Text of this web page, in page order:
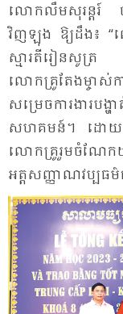
លោក​លឹម​សុរន្តរ៍ ច
វិញ​ឡុង​ ឱ្យ​ដឹង៖ “
ស្មារតី​រៀន​សូត្រ
លោកគ្រូ​តែង​ម្ចាស់​កា
សម្រេច​ការ​ងារ​ប
សហ​គមន៍។ ដោយ​ម
លោក​គ្រូ​រួម​ចំ​ណែក​យ៉
អត្ត​សញ្ញាណ​វប្ប​ធម៌​